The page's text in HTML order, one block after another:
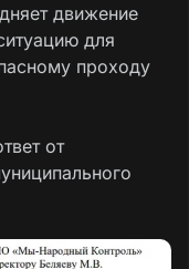
движение
для
проходу
от